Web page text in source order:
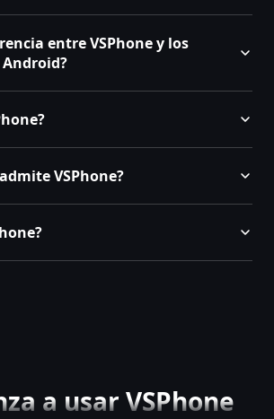
entre VSPhone y los
VSPhone?
a usar VSPhone